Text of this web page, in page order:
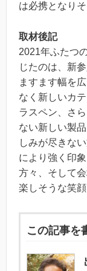
は必携となりそ
取材後記
2021年ふたつ
じたのは、新
ますます幅を
なく新しいカ
ラスペン、さ
ない新しい製
しみが尽きな
により強く印
方々、そして
楽しそうな笑顔
この記事を